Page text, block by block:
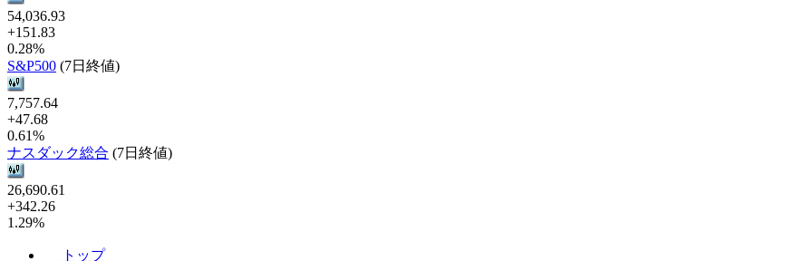
54,036.93
+151.83
0.28%
S&P500 (7日終値)
7,757.64
+47.68
0.61%
ナスダック総合 (7日終値)
26,690.61
+342.26
1.29%
トップ